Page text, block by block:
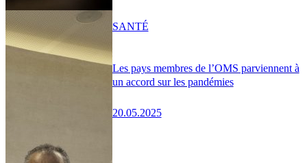
Les pays membres de l’OMS parviennent à
un accord sur les pandémies
20.05.2025
SANTÉ